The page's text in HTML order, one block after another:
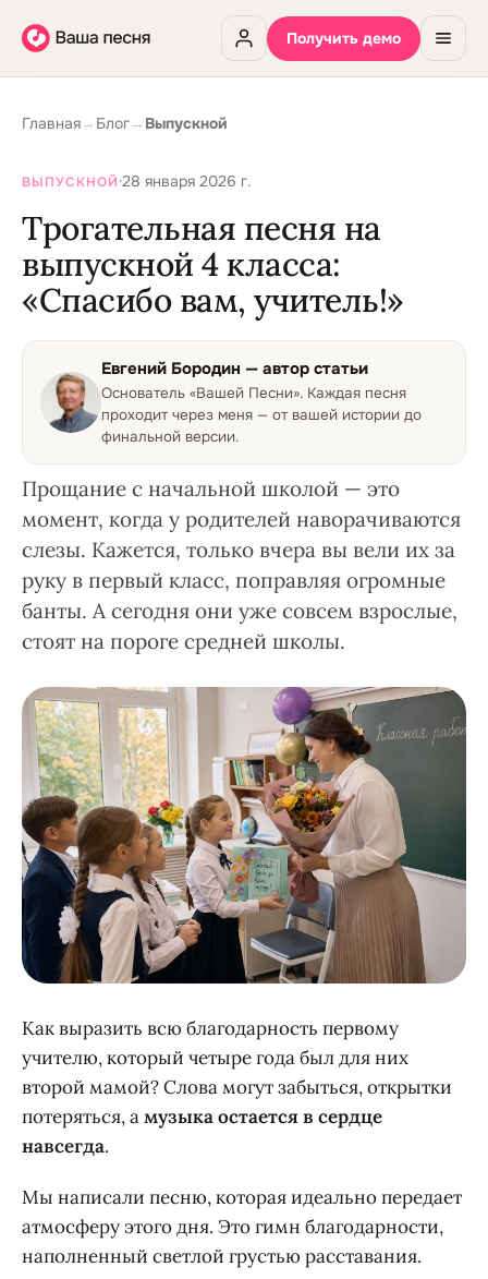
Получить демо
Главная→ Блог→ Выпускной
ВЫПУСКНОЙ·28 января 2026 г.
Трогательная песня на
выпускной 4 класса:
«Спасибо вам, учитель!»
Евгений Бородин — автор статьи
Основатель «Вашей Песни». Каждая песня
проходит через меня — от вашей истории до
финальной версии.
Прощание с начальной школой — это
момент, когда у родителей наворачиваются
слезы. Кажется, только вчера вы вели их за
руку в первый класс, поправляя огромные
банты. А сегодня они уже совсем взрослые,
стоят на пороге средней школы.
Как выразить всю благодарность первому
учителю, который четыре года был для них
второй мамой? Слова могут забыться, открытки
потеряться, амузыка остается в сердце
навсегда.
Мы написали песню, которая идеально передает
атмосферу этого дня. Это гимн благодарности,
наполненный светлой грустью расставания.